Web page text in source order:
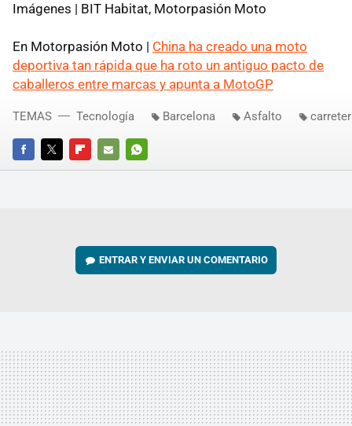
Imágenes | BIT Habitat, Motorpasión Moto
En Motorpasión Moto | China ha creado una moto
deportiva tan rápida que ha roto un antiguo pacto de
caballeros entre marcas y apunta a MotoGP
FACEBOOKTWITTERFLIPBOARD
E-
WHATSAPP
TEMAS Tecnología Barcelona Asfalto
ENTRAR Y ENVIAR UN COMENTARIO